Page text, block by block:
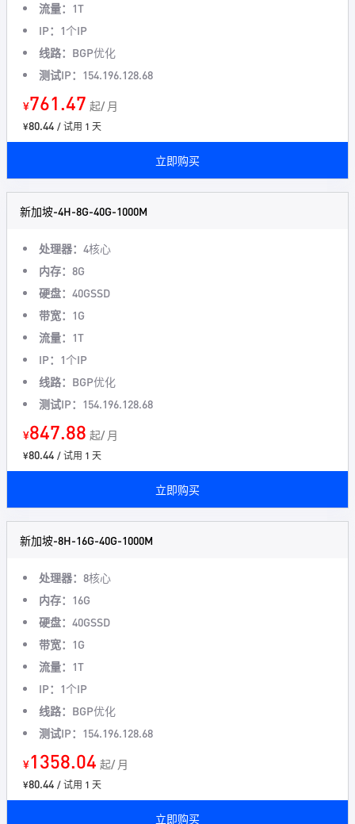
流量： 1T
IP： 1个IP
线路： BGP优化
测试IP： 154.196.128.68
¥761.47 起/ 月
¥80.44 / 试用 1 天
立即购买
新加坡-4H-8G-40G-1000M
处理器： 4核心
内存： 8G
硬盘： 40GSSD
带宽： 1G
流量： 1T
IP： 1个IP
线路： BGP优化
测试IP： 154.196.128.68
¥847.88 起/ 月
¥80.44 / 试用 1 天
立即购买
新加坡-8H-16G-40G-1000M
处理器： 8核心
内存： 16G
硬盘： 40GSSD
带宽： 1G
流量： 1T
IP： 1个IP
线路： BGP优化
测试IP： 154.196.128.68
¥1358.04 起/ 月
¥80.44 / 试用 1 天
立即购买